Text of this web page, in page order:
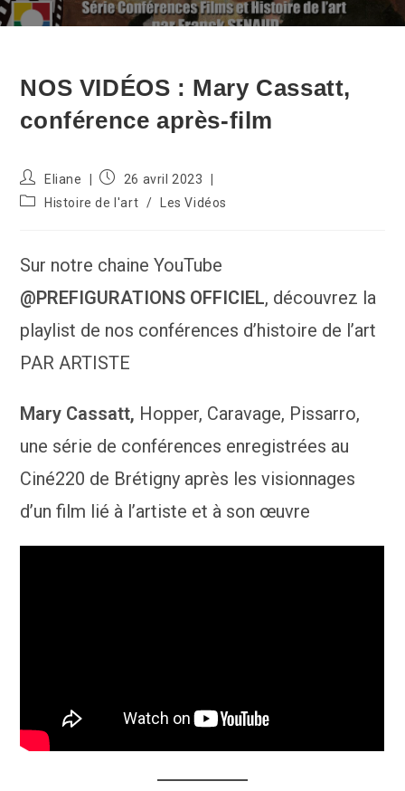
NOS VIDÉOS : Mary Cassatt,
conférence après-film
Auteur/autrice
de
la
Eliane
Publication
26 avril 2023
PostHistoire de l'art / Les Vidéos
Sur notre chaine YouTube
@PREFIGURATIONS OFFICIEL, découvrez la
playlist de nos conférences d’histoire de l’art
PAR ARTISTE
Mary Cassatt, Hopper, Caravage, Pissarro,
une série de conférences enregistrées au
Ciné220 de Brétigny après les visionnages
d’un film lié à l’artiste et à son œuvre